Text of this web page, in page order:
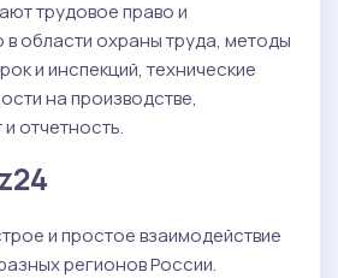
трудовое право и
в области охраны труда, методы
и инспекций, технические
на производстве,
отчетность.
и простое взаимодействие
регионов России.